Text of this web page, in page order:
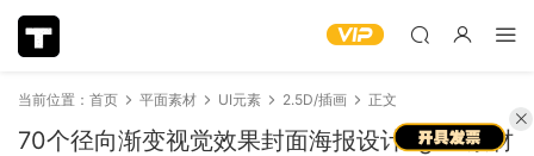
当前位置： 首页 平面素材 UI元素 2.5D/插画 正文
70个径向渐变视觉效果封面海报设计figma素材